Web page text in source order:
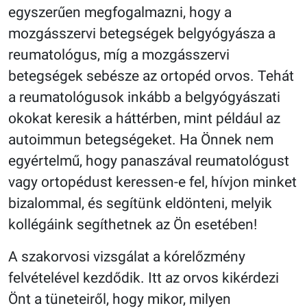
egyszerűen megfogalmazni, hogy a
mozgásszervi betegségek belgyógyásza a
reumatológus, míg a mozgásszervi
betegségek sebésze az ortopéd orvos. Tehát
a reumatológusok inkább a belgyógyászati
okokat keresik a háttérben, mint például az
autoimmun betegségeket. Ha Önnek nem
egyértelmű, hogy panaszával reumatológust
vagy ortopédust keressen-e fel, hívjon minket
bizalommal, és segítünk eldönteni, melyik
kollégáink segíthetnek az Ön esetében!
A szakorvosi vizsgálat a kórelőzmény
felvételével kezdődik. Itt az orvos kikérdezi
Önt a tüneteiről, hogy mikor, milyen